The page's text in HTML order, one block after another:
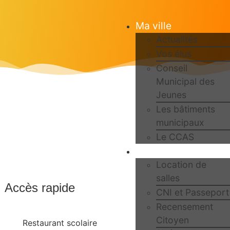
Ma ville
Actualités
Vos élus
Conseil
Municipal des
Jeunes
Les bâtiments
municipaux
Le CCAS
Location de
salles
CNI et Passeport
Recensement
Citoyen
Accès rapide
Restaurant scolaire